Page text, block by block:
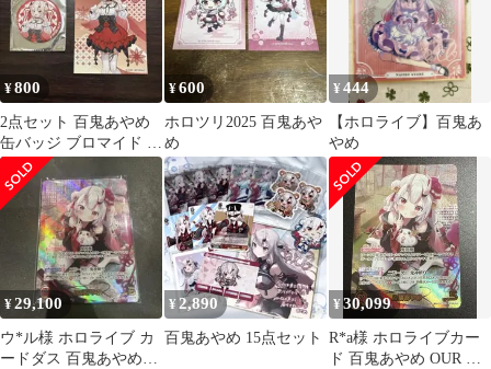
¥800
2点セット 百鬼あやめ
缶バッジ ブロマイド ホ
ロライブ アニメイト
¥600
ホロツリ2025 百鬼あや
め
¥444
【ホロライブ】百鬼あ
やめ
¥29,100
ウ*ル様 ホロライブ カ
ードダス 百鬼あやめ
¥2,890
百鬼あやめ 15点セット
¥30,099
R*a様 ホロライブカー
ド 百鬼あやめ OUR ホ